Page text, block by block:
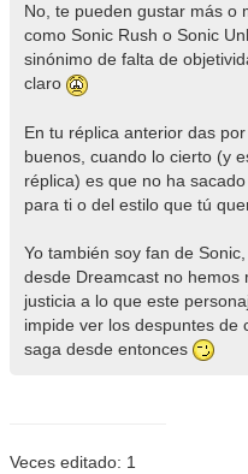
No, te pueden gustar más o
como Sonic Rush o Sonic
sinónimo de falta de
claro
En tu réplica anterior das
buenos, cuando lo cierto (y
réplica) es que no ha
para ti o del estilo que tú
Yo también soy fan de
desde Dreamcast no hemos
justicia a lo que este
impide ver los despuntes de
saga desde entonces
Veces editado: 1